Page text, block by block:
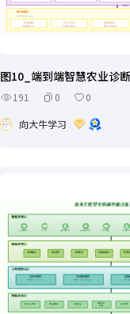
图10_端到端智慧农业诊
191 0
0
向大牛学习